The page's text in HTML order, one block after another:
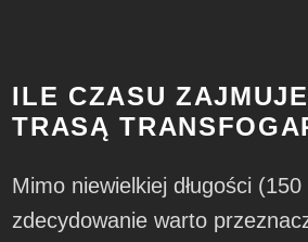
ILE CZASU
TRASĄ
Mimo niewielkiej długości (150
zdecydowanie warto